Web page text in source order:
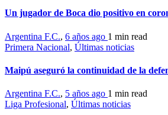
Un jugador de Boca dio positivo en
Argentina F.C., 6 años ago 1 min read
Primera Nacional, Últimas noticias
Maipú aseguró la continuidad de la
Argentina F.C., 5 años ago 1 min read
Liga Profesional, Últimas noticias